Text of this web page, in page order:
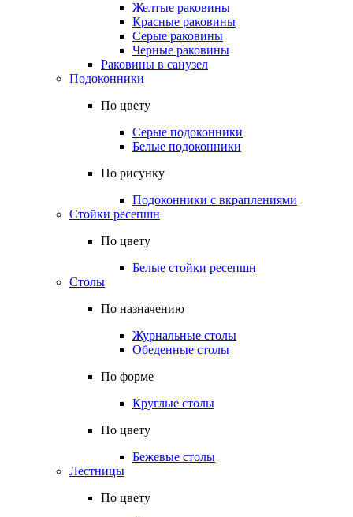
Желтые раковины
Красные раковины
Серые раковины
Черные раковины
Раковины в санузел
Подоконники
По цвету
Серые подоконники
Белые подоконники
По рисунку
Подоконники с вкраплениями
Стойки ресепшн
По цвету
Белые стойки ресепшн
Столы
По назначению
Журнальные столы
Обеденные столы
По форме
Круглые столы
По цвету
Бежевые столы
Лестницы
По цвету